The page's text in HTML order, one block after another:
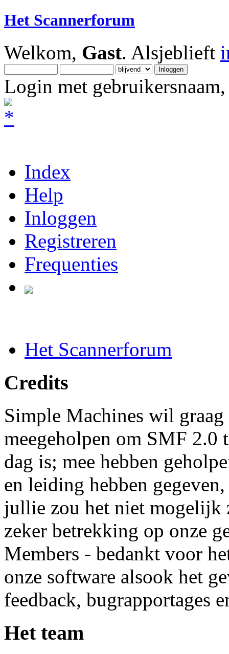
Het Scannerforum
Welkom, Gast. Alsjeblieft
Login met
Index
Help
Inloggen
Registreren
Frequenties
Het Scannerforum
Credits
Simple Machines wil graag
meegeholpen om SMF 2.0
dag is; mee hebben
en leiding hebben
jullie zou het niet mogelijk
zeker betrekking op onze
Members - bedankt voor
onze software alsook het
feedback, bugrapportages
Het team